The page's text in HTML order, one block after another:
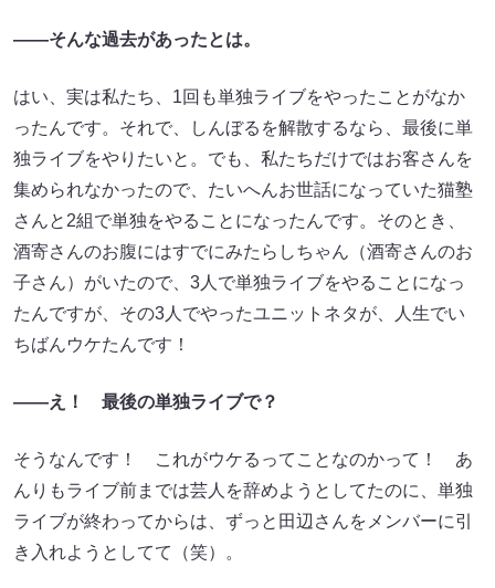
――そんな過去があったとは。
はい、実は私たち、1回も単独ライブをやったことがなか
ったんです。それで、しんぼるを解散するなら、最後に単
独ライブをやりたいと。でも、私たちだけではお客さんを
集められなかったので、たいへんお世話になっていた猫塾
さんと2組で単独をやることになったんです。そのとき、
酒寄さんのお腹にはすでにみたらしちゃん（酒寄さんのお
子さん）がいたので、3人で単独ライブをやることになっ
たんですが、その3人でやったユニットネタが、人生でい
ちばんウケたんです！
――え！ 最後の単独ライブで？
そうなんです！ これがウケるってことなのかって！ あ
んりもライブ前までは芸人を辞めようとしてたのに、単独
ライブが終わってからは、ずっと田辺さんをメンバーに引
き入れようとしてて（笑）。